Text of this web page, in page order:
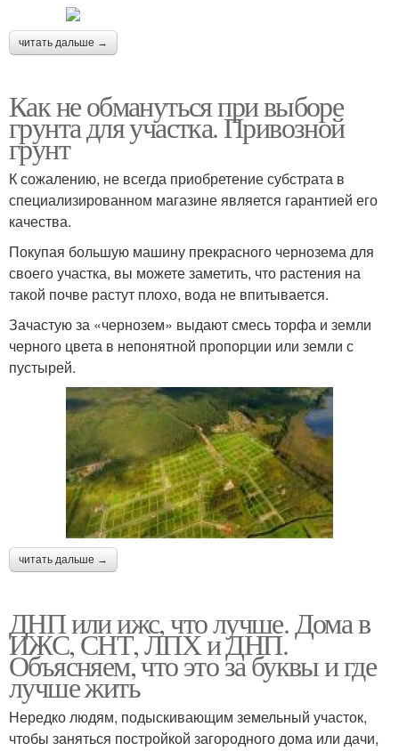
читать дальше →
Как не обмануться при выборе
грунта для участка. Привозной
грунт
К сожалению, не всегда приобретение субстрата в
специализированном магазине является гарантией его
качества.
Покупая большую машину прекрасного чернозема для
своего участка, вы можете заметить, что растения на
такой почве растут плохо, вода не впитывается.
Зачастую за «чернозем» выдают смесь торфа и земли
черного цвета в непонятной пропорции или земли с
пустырей.
читать дальше →
ДНП или ижс, что лучше. Дома в
ИЖС, СНТ, ЛПХ и ДНП.
Объясняем, что это за буквы и где
лучше жить
Нередко людям, подыскивающим земельный участок,
чтобы заняться постройкой загородного дома или дачи,